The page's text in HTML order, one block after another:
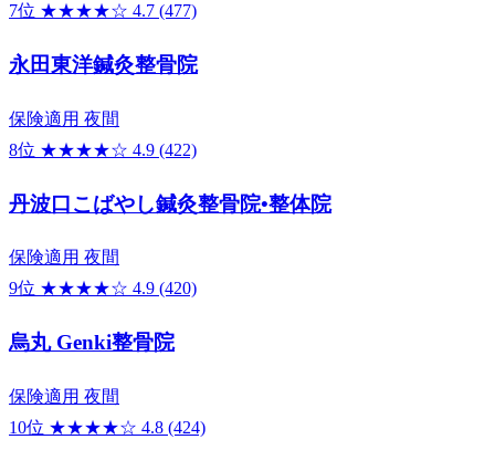
7位 ★★★★☆ 4.7 (477)
永田東洋鍼灸整骨院
保険適用 夜間
8位 ★★★★☆ 4.9 (422)
丹波口こばやし鍼灸整骨院•整体院
保険適用 夜間
9位 ★★★★☆ 4.9 (420)
烏丸 Genki整骨院
保険適用 夜間
10位 ★★★★☆ 4.8 (424)